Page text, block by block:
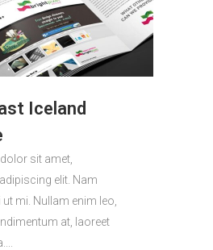
Iceland
sit amet,
elit. Nam
mi. Nullam enim leo,
at, laoreet